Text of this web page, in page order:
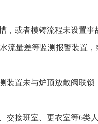
，或者模铸流程未设置事
流量差等监测报警装置
装置未与炉顶放散阀联
交接班室、更衣室等6类